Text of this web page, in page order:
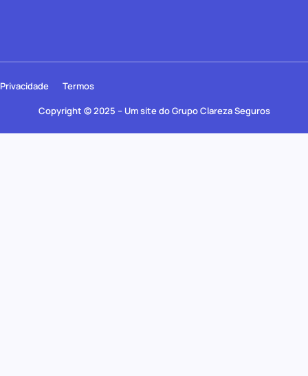
Copyright © 2025 – Um site do Grupo Clareza Seguros
Privacidade Termos